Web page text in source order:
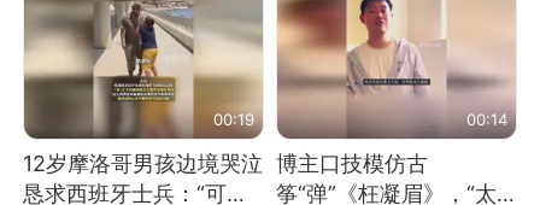
友：一开始我没笑 但看
到洗手盆我没绷住
00:19
12岁摩洛哥男孩边境哭泣
恳求西班牙士兵：“可不
00:14
博主口技模仿古
筝“弹”《枉凝眉》，“太